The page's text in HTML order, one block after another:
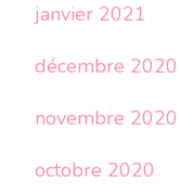
janvier 2021
décembre 2020
novembre 2020
octobre 2020